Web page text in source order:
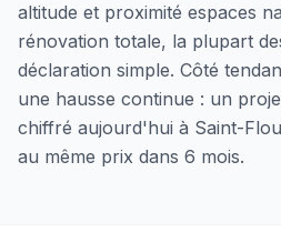
altitude et proximité espaces
rénovation totale, la plupart
déclaration simple. Côté
une hausse continue : un
chiffré aujourd'hui à Saint-
au même prix dans 6 mois.